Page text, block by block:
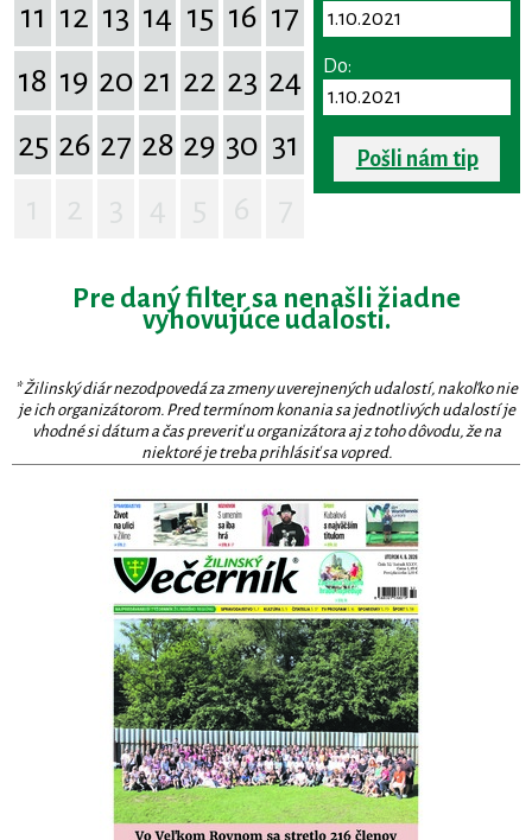
11 12 13 14 15 16 17
18 19 20 21 22 23 24
25 26 27 28 29 30 31
Do:
Pošli nám tip
Pre daný filter sa nenašli žiadne
vyhovujúce udalosti.
* Žilinský diár nezodpovedá za zmeny uverejnených udalostí, nakoľko nie
je ich organizátorom. Pred termínom konania sa jednotlivých udalostí je
vhodné si dátum a čas preveriť u organizátora aj z toho dôvodu, že na
niektoré je treba prihlásiť sa vopred.